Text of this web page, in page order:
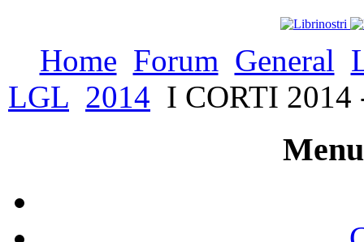
Home Forum General
LGL 2014 I CORTI